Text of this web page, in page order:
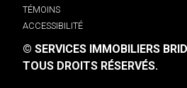
TÉMOINS
ACCESSIBILITÉ
© SERVICES IMMOBILIERS
TOUS DROITS RÉSERVÉS.